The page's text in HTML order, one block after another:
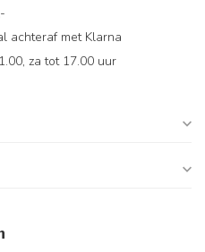
achteraf met Klarna
za tot 17.00 uur